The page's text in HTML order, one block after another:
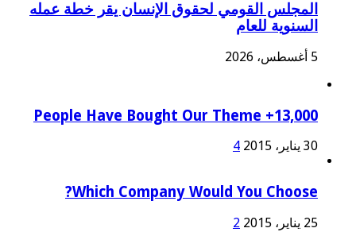
المجلس القومي لحقوق الإنسان يقر خطة عمله
السنوية للعام
5 أغسطس، 2026
13,000+ People Have Bought Our Theme
30 يناير، 2015 4
Which Company Would You Choose?
25 يناير، 2015 2